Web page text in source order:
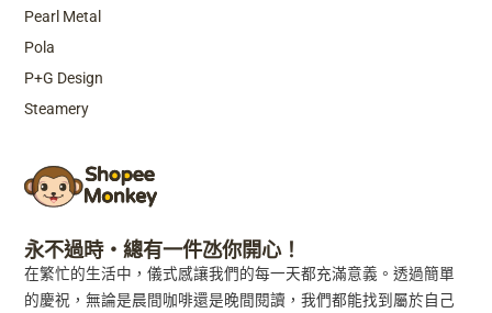
Pearl Metal
Pola
P+G Design
Steamery
永不過時・總有一件氹你開心！
在繁忙的生活中，儀式感讓我們的每一天都充滿意義。透過簡單
的慶祝，無論是晨間咖啡還是晚間閱讀，我們都能找到屬於自己